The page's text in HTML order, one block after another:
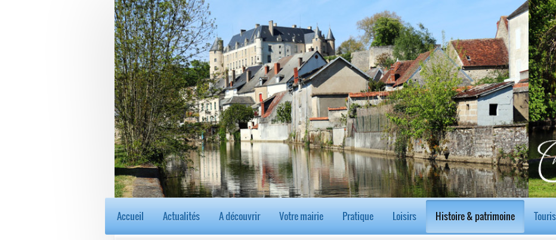
Accueil Actualités A découvrir Votre mairie Pratique Loisirs Histoire & patrimoine